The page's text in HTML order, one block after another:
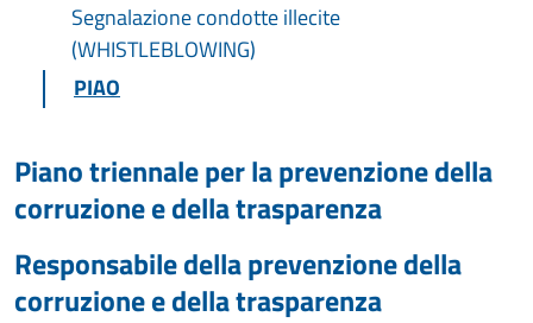
Segnalazione condotte illecite
(WHISTLEBLOWING)
PIAO
Piano triennale per la prevenzione della
corruzione e della trasparenza
Responsabile della prevenzione della
corruzione e della trasparenza